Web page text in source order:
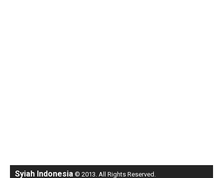
Syiah Indonesia © 2013. All Rights Reserved.